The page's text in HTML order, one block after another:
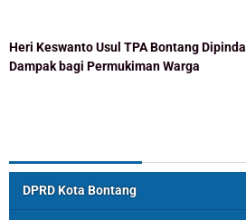
Heri Keswanto Usul TPA Bontang
Dampak bagi Permukiman Warga
DPRD Kota Bontang